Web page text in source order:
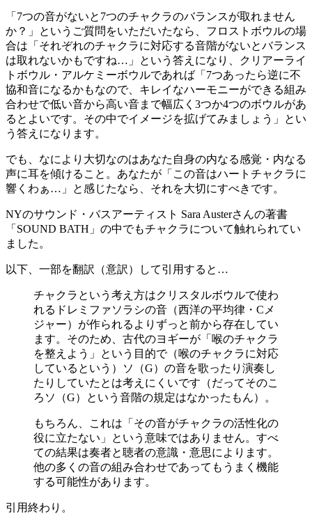
「7つの音がないと7つのチャクラのバランスが取れません
か？」というご質問をいただいたなら、フロストボウルの場
合は「それぞれのチャクラに対応する音階がないとバランス
は取れないかもですね…」という答えになり、クリアーライ
トボウル・アルケミーボウルであれば「7つあったら逆に不
協和音になるかもなので、キレイなハーモニーができる組み
合わせで低い音から高い音まで幅広く3つか4つのボウルがあ
るとよいです。その中でイメージを拡げてみましょう」とい
う答えになります。
でも、なにより大切なのはあなた自身の内なる感覚・内なる
声に耳を傾けること。あなたが「この音はハートチャクラに
響くわぁ…」と感じたなら、それを大切にすべきです。
NYのサウンド・バスアーティスト Sara Austerさんの著書
「SOUND BATH」の中でもチャクラについて触れられてい
ました。
以下、一部を翻訳（意訳）して引用すると…
チャクラという考え方はクリスタルボウルで使わ
れるドレミファソラシの音（西洋の平均律・Cメ
ジャー）が作られるよりずっと前から存在してい
ます。そのため、古代のヨギーが「喉のチャクラ
を整えよう」という目的で（喉のチャクラに対応
しているという）ソ（G）の音を歌ったり演奏し
たりしていたとは考えにくいです（だってそのこ
ろソ（G）という音階の規定はなかったもん）。
もちろん、これは「その音がチャクラの活性化の
役に立たない」という意味ではありません。すべ
ての結果は奏者と聴者の意識・意思によります。
他の多くの音の組み合わせであってもうまく機能
する可能性があります。
引用終わり。